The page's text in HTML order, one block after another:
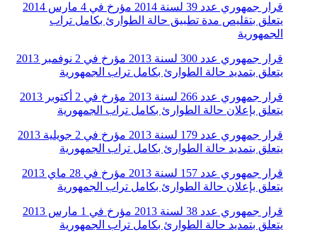
قرار جمهوري عدد 39 لسنة 2014 مؤرخ في 4 مارس 2014
يتعلق بتقليص مدة تطبيق حالة الطوارئ بكامل تراب
الجمهورية
قرار جمهوري عدد 300 لسنة 2013 مؤرخ في 2 نوفمبر 2013
يتعلق بتمديد حالة الطوارئ بكامل تراب الجمهورية
قرار جمهوري عدد 266 لسنة 2013 مؤرخ في 2 أكتوبر 2013
يتعلق بإعلان حالة الطوارئ بكامل تراب الجمهورية
قرار جمهوري عدد 179 لسنة 2013 مؤرخ في 2 جويلية 2013
يتعلق بتمديد حالة الطوارئ بكامل تراب الجمهورية
قرار جمهوري عدد 157 لسنة 2013 مؤرخ في 28 ماي 2013
يتعلق بإعلان حالة الطوارئ بكامل تراب الجمهورية
قرار جمهوري عدد 38 لسنة 2013 مؤرخ في 1 مارس 2013
يتعلق بتمديد حالة الطوارئ بكامل تراب الجمهورية